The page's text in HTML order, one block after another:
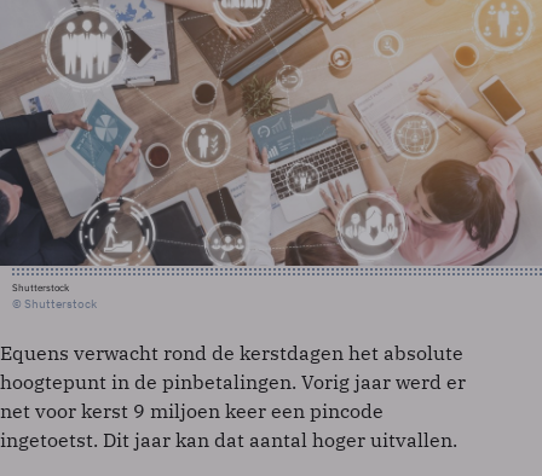
Shutterstock
© Shutterstock
Equens verwacht rond de kerstdagen het absolute
hoogtepunt in de pinbetalingen. Vorig jaar werd er
net voor kerst 9 miljoen keer een pincode
ingetoetst. Dit jaar kan dat aantal hoger uitvallen.